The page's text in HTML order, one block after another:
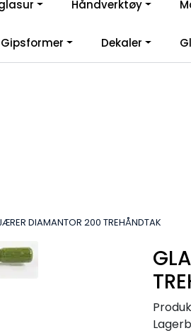
til vår nye nettbutikk! Besøk
Håndverktøy
Gipsformer Dekaler
DIAMANTOR 200 TREHÅNDTAK